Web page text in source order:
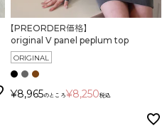
【PREORDER価格】
original V panel peplum top
ORIGINAL
¥8,965のところ¥8,250税込